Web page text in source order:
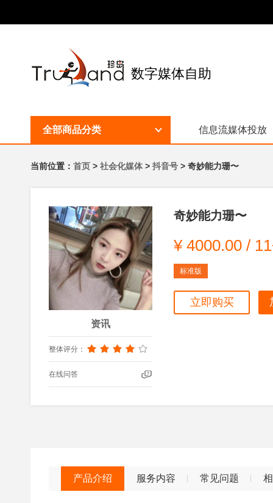
数字媒体自助
全部商品分类 信息流媒体投放
当前位置： 首页 > 社会化媒体 > 抖音号 > 奇妙能力珊〜
资讯
整体评分：
在线问答
奇妙能力珊〜
¥ 4000.00 /
标准版
立即购买
产品介绍 服务内容 常见问题